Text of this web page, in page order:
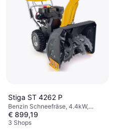
Stiga ST 4262 P
Benzin Schneefräse, 4.4kW,
Automatische, Einhandbedienung,
Einlassbreite: 62 cm
€ 899,19
3 Shops